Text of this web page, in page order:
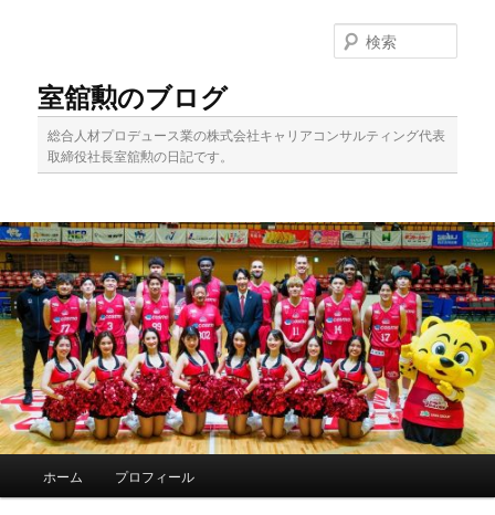
移
動
室舘勲のブログ
総合人材プロデュース業の株式会社キャリアコンサルティング代表
取締役社長室舘勲の日記です。
索
ホーム プロフィール